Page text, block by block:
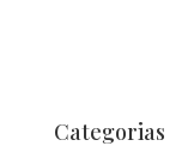
Categorias